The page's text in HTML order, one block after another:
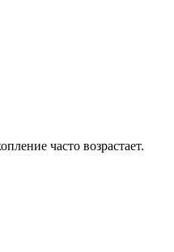
часто возрастает.